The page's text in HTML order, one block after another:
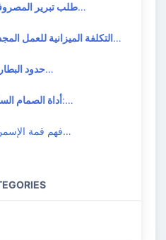
طلب تبريرطلب مبرر الإنفاق: د…
التكلفة الميزانية للعملفهم تكلفة العمل الم…
حدودفهم حدود البطارية ف…
أداة الصمامأداة الصمام السفلي:…
TOC: فهم قمة الإسمن…